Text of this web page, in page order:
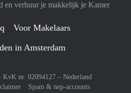
en verhuur je makkelijk je Kamer
Voor Makelaars
in Amsterdam
KvK nr. 02094127 – Nederland
Spam & nep-accounts